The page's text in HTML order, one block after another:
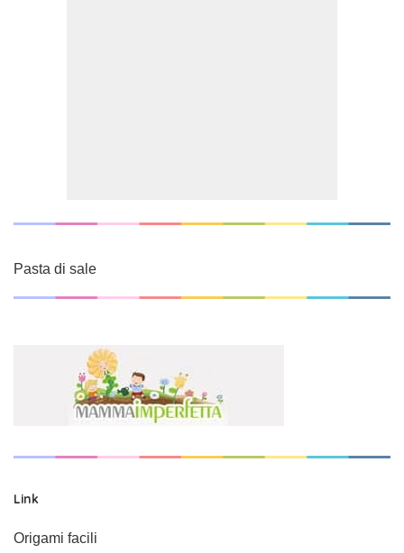
Pasta di sale
Link
Origami facili